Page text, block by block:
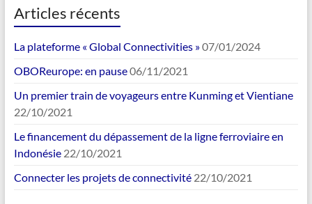
Articles récents
La plateforme « Global Connectivities »07/01/2024
OBOReurope: en pause06/11/2021
Un premier train de voyageurs entre Kunming et Vientiane
22/10/2021
Le financement du dépassement de la ligne ferroviaire en
Indonésie 22/10/2021
Connecter les projets de connectivité 22/10/2021